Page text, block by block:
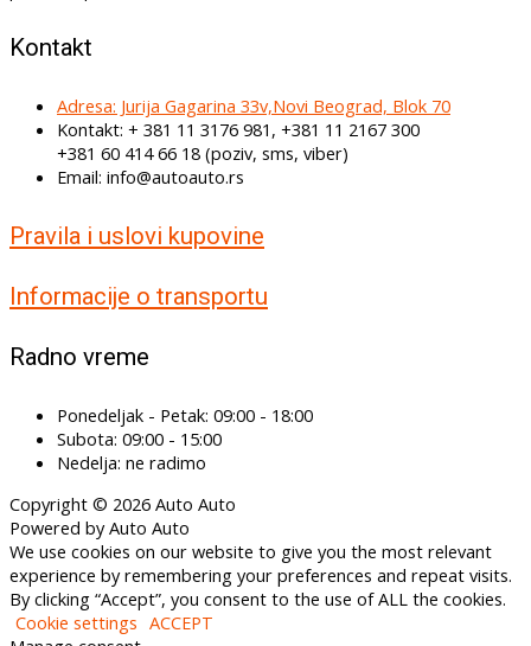
Kontakt
Adresa: Jurija Gagarina 33v,Novi Beograd, Blok 70
Kontakt: + 381 11 3176 981, +381 11 2167 300
+381 60 414 66 18 (poziv, sms, viber)
Email: info@autoauto.rs
Pravila i uslovi kupovine
Informacije o transportu
Radno vreme
Ponedeljak - Petak: 09:00 - 18:00
Subota: 09:00 - 15:00
Nedelja: ne radimo
Copyright © 2026 Auto Auto
Powered by Auto Auto
We use cookies on our website to give you the most relevant
experience by remembering your preferences and repeat visits.
By clicking “Accept”, you consent to the use of ALL the cookies.
Cookie settings ACCEPT